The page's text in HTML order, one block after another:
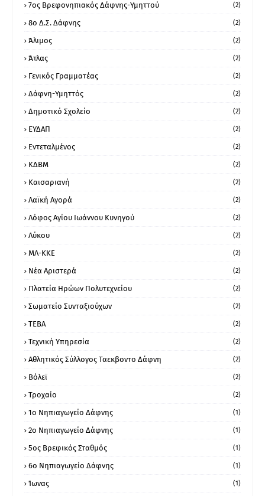
7ος Βρεφονηπιακός Δάφνης-Υμηττού (2)
8ο Δ.Σ. Δάφνης (2)
Άλιμος (2)
Άτλας (2)
Γενικός Γραμματέας (2)
Δάφνη-Υμηττός (2)
Δημοτικό Σχολείο (2)
ΕΥΔΑΠ (2)
Εντεταλμένος (2)
ΚΔΒΜ (2)
Καισαριανή (2)
Λαϊκή Αγορά (2)
Λόφος Αγίου Ιωάννου Κυνηγού (2)
Λύκου (2)
ΜΛ-ΚΚΕ (2)
Νέα Αριστερά (2)
Πλατεία Ηρώων Πολυτεχνείου (2)
Σωματείο Συνταξιούχων (2)
ΤΕΒΑ (2)
Τεχνική Υπηρεσία (2)
Αθλητικός Σύλλογος Ταεκβοντο Δάφνη (2)
Βόλεϊ (2)
Τροχαίο (2)
1ο Νηπιαγωγείο Δάφνης (1)
2ο Νηπιαγωγείο Δάφνης (1)
5ος Βρεφικός Σταθμός (1)
6ο Νηπιαγωγείο Δάφνης (1)
Ίωνας (1)